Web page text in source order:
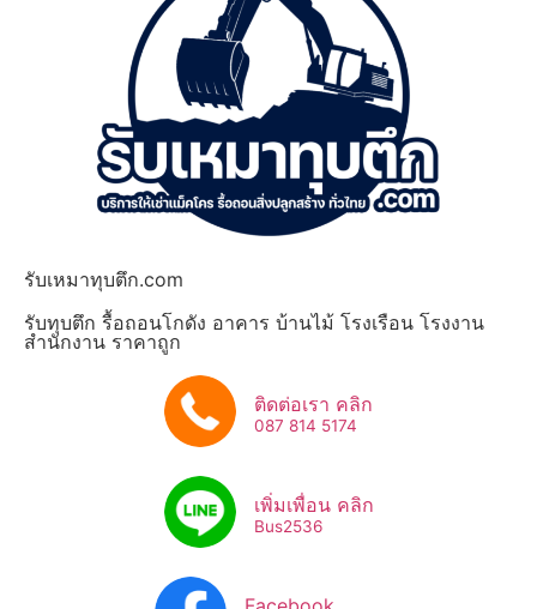
รับเหมาทุบตึก.com
รับทุบตึก รื้อถอนโกดัง อาคาร บ้านไม้ โรงเรือน โรงงาน
สำนักงาน ราคาถูก
ติดต่อเรา คลิก
087 814 5174
เพิ่มเพื่อน คลิก
Bus2536​